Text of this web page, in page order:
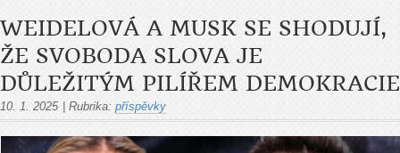
WEIDELOVÁ A MUSK SE SHODUJÍ,
ŽE SVOBODA SLOVA JE
DŮLEŽITÝM PILÍŘEM DEMOKRACIE
10. 1. 2025 Rubrika: příspěvky